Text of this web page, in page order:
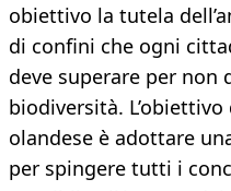
obiettivo la tutela
di confini che ogni
deve superare per non
biodiversità.
olandese è adottare
per spingere tutti i